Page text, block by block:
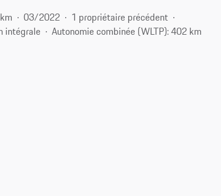
03/2022
1 propriétaire précédent
intégrale
Autonomie combinée (WLTP): 402 km